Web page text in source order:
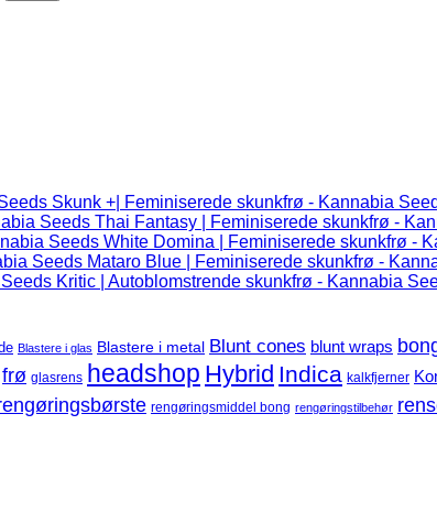
Skunk +| Feminiserede skunkfrø - Kannabia
Thai Fantasy | Feminiserede skunkfrø -
White Domina | Feminiserede skunkfrø -
Mataro Blue | Feminiserede skunkfrø -
Kritic | Autoblomstrende skunkfrø - Kannabia
Blastere i glas Blastere i metal Blunt cones blunt wraps
frø glasrens headshop Hybrid Indica kalkfjerner
rengøringsmiddel bong rengøringstilbehør